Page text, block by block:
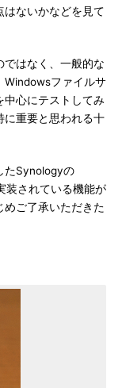
はないかなどを見て
はなく、一般的な
Windowsファイルサ
中心にテストしてみ
に重要と思われる十
たSynologyの
装されている機能が
ご了承いただきた